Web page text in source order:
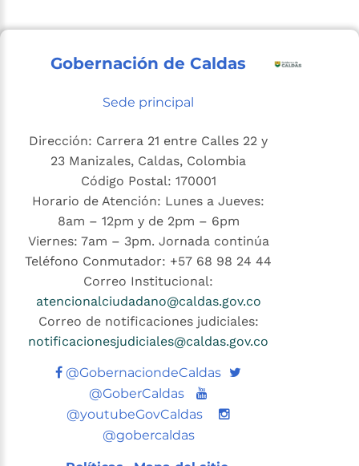
Gobernación de Caldas
Sede principal
Dirección: Carrera 21 entre Calles 22 y
23 Manizales, Caldas, Colombia
Código Postal: 170001
Horario de Atención: Lunes a Jueves:
8am – 12pm y de 2pm – 6pm
Viernes: 7am – 3pm. Jornada continúa
Teléfono Conmutador: +57 68 98 24 44
Correo Institucional:
atencionalciudadano@caldas.gov.co
Correo de notificaciones judiciales:
notificacionesjudiciales@caldas.gov.co
@GobernaciondeCaldas Twitter
@GoberCaldas
Youtube
@youtubeGovCaldas
@gobercaldas